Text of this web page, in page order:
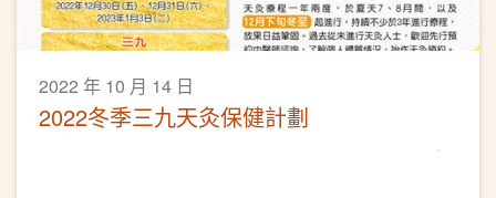
2022 年 10 月 14 日
2022冬季三九天灸保健計劃